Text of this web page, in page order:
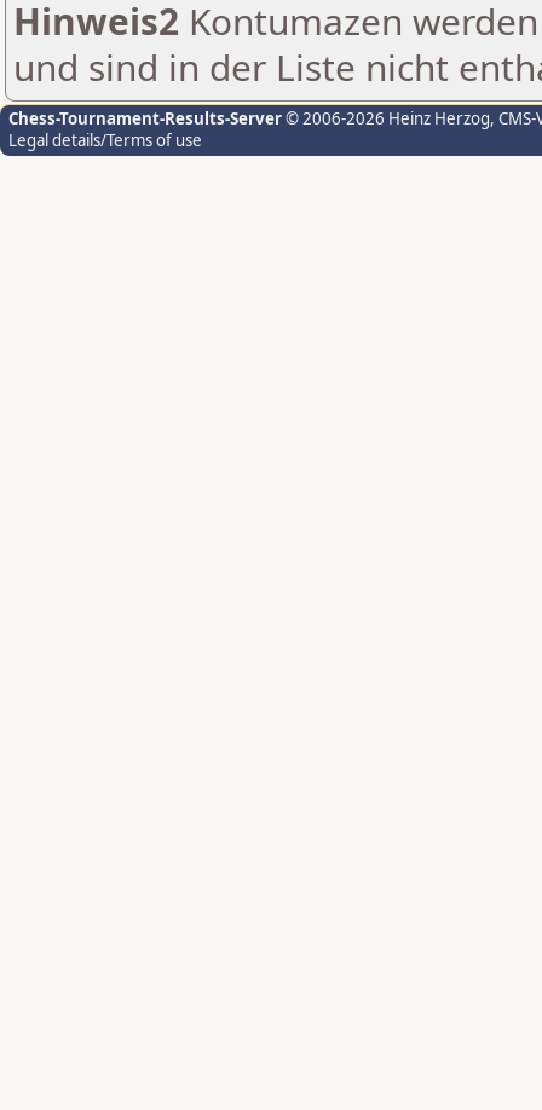
Hinweis2 Kontumazen
und sind in der Liste nicht
Chess-Tournament-Results-Server© 2006-2026 Heinz Herzog,
Legal details/Terms of use